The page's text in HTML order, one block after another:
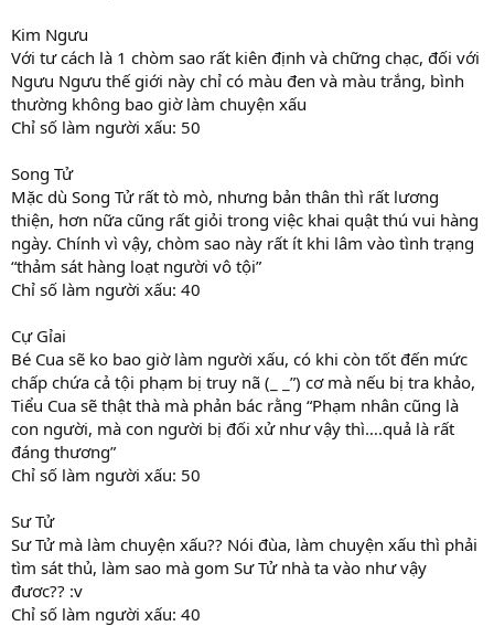
Kim Ngưu
Với tư cách là 1 chòm sao rất kiên định và chững chạc, đối với
Ngưu Ngưu thế giới này chỉ có màu đen và màu trắng, bình
thường không bao giờ làm chuyện xấu
Chỉ số làm người xấu: 50
Song Tử
Mặc dù Song Tử rất tò mò, nhưng bản thân thì rất lương
thiện, hơn nữa cũng rất giỏi trong việc khai quật thú vui hàng
ngày. Chính vì vậy, chòm sao này rất ít khi lâm vào tình trạng
“thảm sát hàng loạt người vô tội”
Chỉ số làm người xấu: 40
Cự Gỉai
Bé Cua sẽ ko bao giờ làm người xấu, có khi còn tốt đến mức
chấp chứa cả tội phạm bị truy nã (_ _”) cơ mà nếu bị tra khảo,
Tiểu Cua sẽ thật thà mà phản bác rằng “Phạm nhân cũng là
con người, mà con người bị đối xử như vậy thì….quả là rất
đáng thương”
Chỉ số làm người xấu: 50
Sư Tử
Sư Tử mà làm chuyện xấu?? Nói đùa, làm chuyện xấu thì phải
tìm sát thủ, làm sao mà gom Sư Tử nhà ta vào như vậy
đươc?? :v
Chỉ số làm người xấu: 40